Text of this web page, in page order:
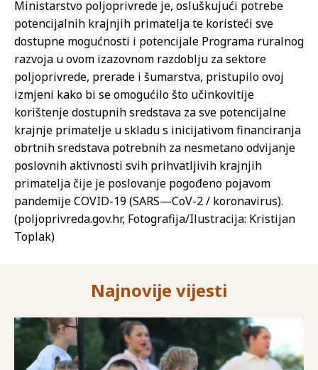
Ministarstvo poljoprivrede je, osluškujući potrebe
potencijalnih krajnjih primatelja te koristeći sve
dostupne mogućnosti i potencijale Programa ruralnog
razvoja u ovom izazovnom razdoblju za sektore
poljoprivrede, prerade i šumarstva, pristupilo ovoj
izmjeni kako bi se omogućilo što učinkovitije
korištenje dostupnih sredstava za sve potencijalne
krajnje primatelje u skladu s inicijativom financiranja
obrtnih sredstava potrebnih za nesmetano odvijanje
poslovnih aktivnosti svih prihvatljivih krajnjih
primatelja čije je poslovanje pogođeno pojavom
pandemije COVID-19 (SARS—CoV-2 / koronavirus).
(poljoprivreda.gov.hr, Fotografija/Ilustracija: Kristijan
Toplak)
Najnovije vijesti